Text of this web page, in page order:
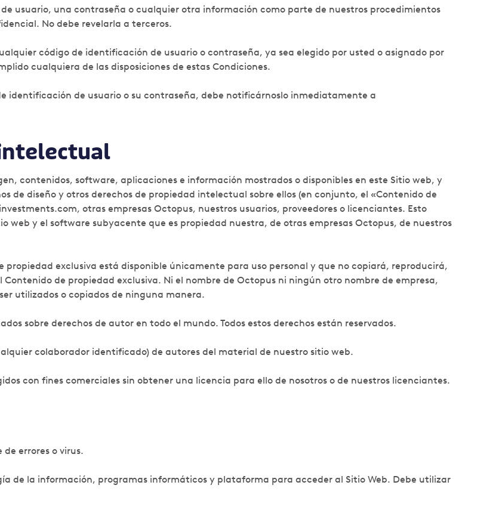
usuario, una contraseña o cualquier otra información como parte de nuestros procedimientos
No debe revelarla a terceros.
código de identificación de usuario o contraseña, ya sea elegido por usted o asignado por
cualquiera de las disposiciones de estas Condiciones.
identificación de usuario o su contraseña, debe notificárnoslo inmediatamente a
contenidos, software, aplicaciones e información mostrados o disponibles en este Sitio web, y
de diseño y otros derechos de propiedad intelectual sobre ellos (en conjunto, el «Contenido de
otras empresas Octopus, nuestros usuarios, proveedores o licenciantes. Esto
web y el software subyacente que es propiedad nuestra, de otras empresas Octopus, de nuestros
exclusiva está disponible únicamente para uso personal y que no copiará, reproducirá,
de propiedad exclusiva. Ni el nombre de Octopus ni ningún otro nombre de empresa,
utilizados o copiados de ninguna manera.
sobre derechos de autor en todo el mundo. Todos estos derechos están reservados.
colaborador identificado) de autores del material de nuestro sitio web.
con fines comerciales sin obtener una licencia para ello de nosotros o de nuestros licenciantes.
errores o virus.
de la información, programas informáticos y plataforma para acceder al Sitio Web. Debe utilizar